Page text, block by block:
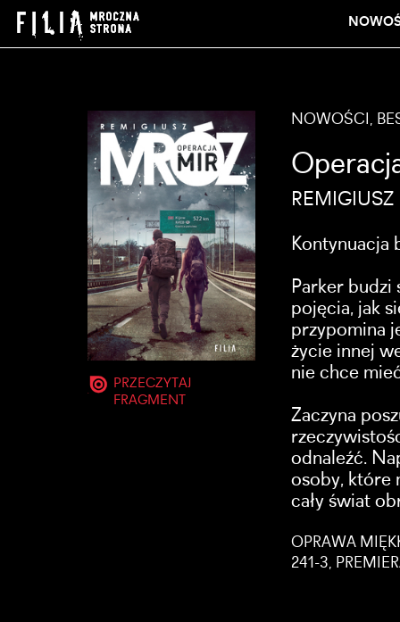
PRZECZYTAJ
FRAGMENT
NOWOŚCI,
REMIGIUSZ
Kontynuacja
Parker budzi
pojęcia, jak
przypomina
życie innej
nie chce
Zaczyna
odnaleźć.
osoby, które
cały świat
OPRAWA
241-3,